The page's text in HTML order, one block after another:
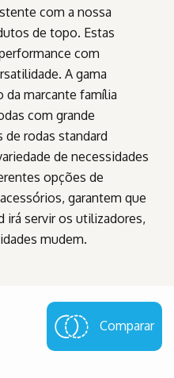
com a nossa
de topo. Estas
com
A gama
marcante família
com grande
de rodas standard
de necessidades
opções de
garantem que
irá servir os utilizadores,
mudem.
Comparar